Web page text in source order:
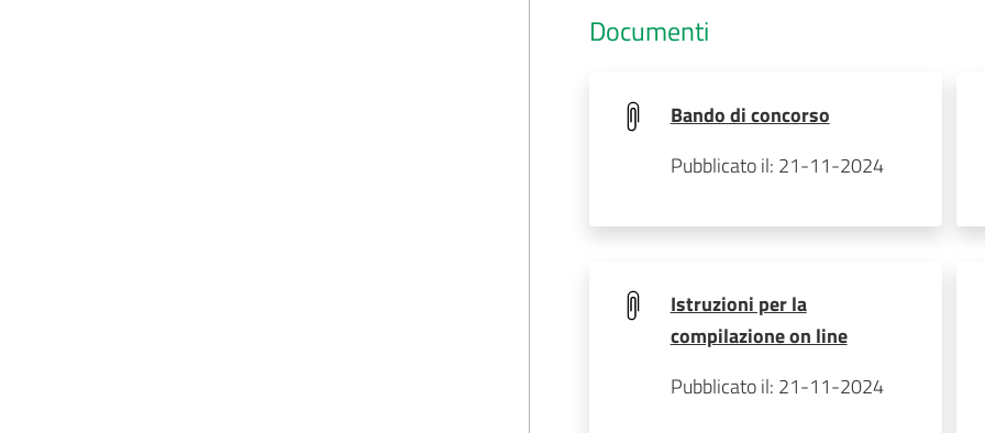
Documenti
Bando di concorso
Pubblicato il: 21-11-2024
Istruzioni per la
compilazione on line
Pubblicato il: 21-11-2024